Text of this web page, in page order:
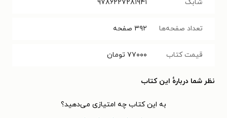
شابک ۹۷۸۶۲۲۷۲۸۱۹۴۱
تعداد صفحه‌ها ۳۹۲ صفحه
قیمت کتاب ۷۷۰۰۰ تومان
نظر شما دربارهٔ این کتاب
به این کتاب چه امتیازی می‌دهید؟